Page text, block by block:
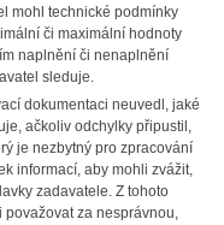
mohl technické podmínky
či maximální hodnoty
naplnění či nenaplnění
sleduje.
dokumentaci neuvedl, jaké
ačkoliv odchylky připustil,
je nezbytný pro zpracování
informací, aby mohli zvážit,
zadavatele. Z tohoto
za nesprávnou,